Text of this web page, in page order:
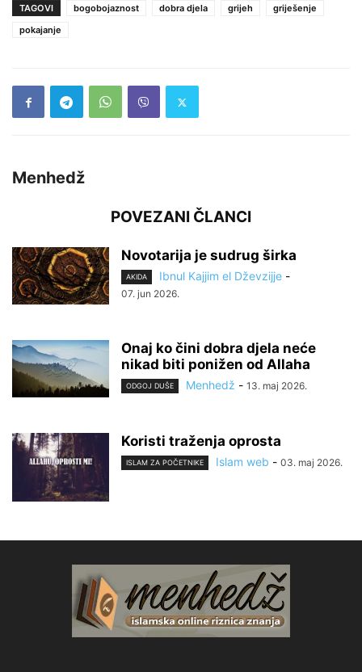
TAGOVI bogobojaznost dobra djela grijeh
griješenje
pokajanje
Menhedž
POVEZANI ČLANCI
Novotarija je sudrug širka
AKIDA Ibnul Kajjim el Dževzijje -
07. jun 2026.
Onaj ko čini dobra djela neće
nikad biti ponižen od Allaha
ODGOJ DUŠE Menhedž - 13. maj 2026.
Koristi traženja oprosta
ISLAM ZA POČETNIKE Islam web - 03. maj 2026.